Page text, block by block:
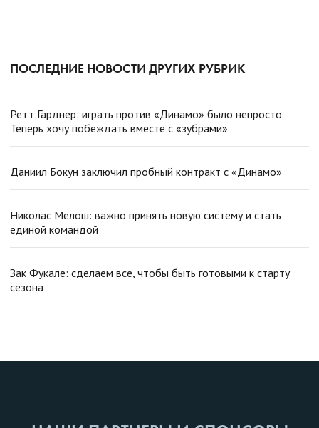
ПОСЛЕДНИЕ НОВОСТИ ДРУГИХ РУБРИК
Ретт Гарднер: играть против «Динамо» было непросто.
Теперь хочу побеждать вместе с «зубрами»
Даниил Бокун заключил пробный контракт с «Динамо»
Николас Мелош: важно принять новую систему и стать
единой командой
Зак Фукале: сделаем все, чтобы быть готовыми к старту
сезона